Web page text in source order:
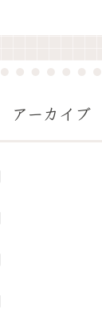
アーカイブ